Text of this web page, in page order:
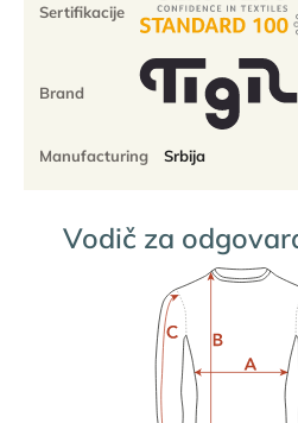
fina
količina
Sertifikacije
Brand
Manufacturing Srbija
Vodič za